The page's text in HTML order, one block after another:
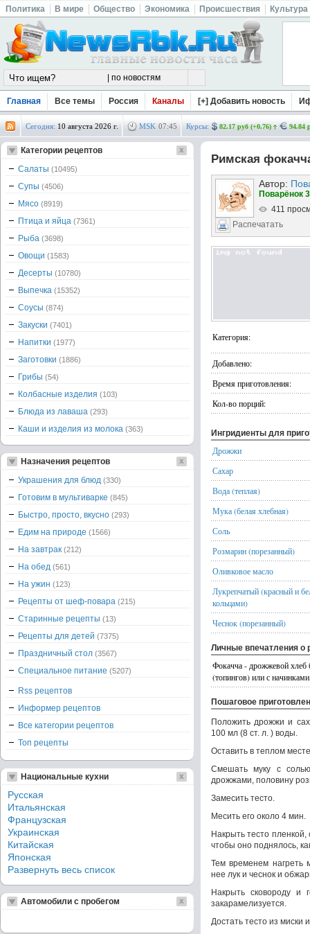
Политика В мире Общество Экономика Происшествия Культура
Главная Все темы Россия Каналы [+] Добавить новость
Сегодня: 10 августа 2026 г. MSK 07:45 Курсы: 82.17 руб (+0.76) 94.84
Римская
Автор:
Поварёнок
411
Распечатать
Категория:
Добавлено:
Время приготовления:
Кол-во порций:
Ингридиенты для
Дрожжи
Сахар
Вода (теплая)
Мука (белая хлебная)
Соль
Розмарин (порезанный)
Оливковое масло
Лукрепчатый (красный и
кольцами)
Чеснок (порезанный)
Личные впечатления о
Фокачча - дрожжевой хлеб
(топингов) или с
Пошаговое
Положить дрожжи и
100 мл (8 ст. л. ) воды.
Оставить в теплом
Смешать муку с
дрожжами, половину
Замесить тесто.
Месить его около 4 мин.
Накрыть тесто
чтобы оно поднялось,
Тем временем нагреть
нее лук и чеснок и
Накрыть сковороду и
закарамелизуется.
Достать тесто из миски
Категории рецептов
Салаты (10495)
Супы (4506)
Мясо (8919)
Птица и яйца (7361)
Рыба (3698)
Овощи (1583)
Десерты (10780)
Выпечка (15352)
Соусы (874)
Закуски (7401)
Напитки (1977)
Заготовки (1886)
Грибы (54)
Колбасные изделия (103)
Блюда из лаваша (293)
Каши и изделия из молока (363)
Назначения рецептов
Украшения для блюд (330)
Готовим в мультиварке (845)
Быстро, просто, вкусно (293)
Едим на природе (1566)
На завтрак (212)
На обед (561)
На ужин (123)
Рецепты от шеф-повара (215)
Старинные рецепты (13)
Рецепты для детей (7375)
Праздничный стол (3567)
Специальное питание (5207)
Rss рецептов
Информер рецептов
Все категории рецептов
Топ рецепты
Национальные кухни
Русская
Итальянская
Французская
Украинская
Китайская
Японская
Развернуть весь список
Автомобили с пробегом